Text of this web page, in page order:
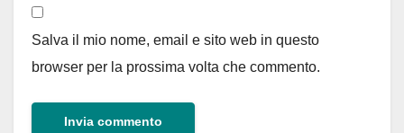
Salva il mio nome, email e sito web in questo
browser per la prossima volta che commento.